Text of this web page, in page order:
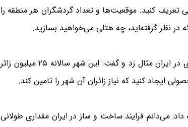
تعریف کنید. موقعیت‌ها و تعداد گردشگران هر منطقه را
در نظر گرفته‌اید، چه هتلی می‌خواهید بسازید.
وی سپس موقعیت مشهد را برای متقاضیان سرمایه‌گذاری در ایران مثال زد و گفت: این شهر سالانه ۲۵ میلیون زائر
ایجاد کنید که نیاز زائران آن شهر را تامین کند.
می‌دانم فرایند ساخت و ساز در ایران مقداری طولانی